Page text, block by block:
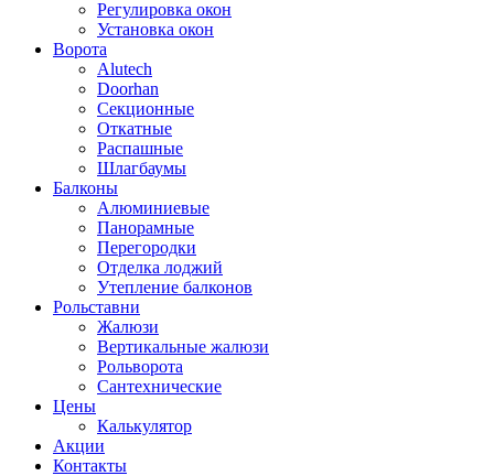
Регулировка окон
Установка окон
Ворота
Alutech
Doorhan
Секционные
Откатные
Распашные
Шлагбаумы
Балконы
Алюминиевые
Панорамные
Перегородки
Отделка лоджий
Утепление балконов
Рольставни
Жалюзи
Вертикальные жалюзи
Рольворота
Сантехнические
Цены
Калькулятор
Акции
Контакты